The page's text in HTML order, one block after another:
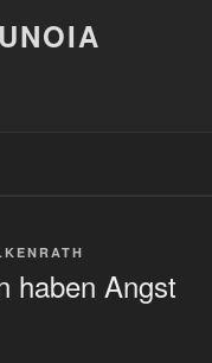
haben Angst